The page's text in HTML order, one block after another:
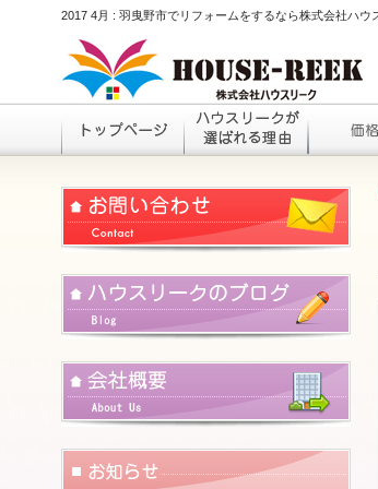
2017 4月 : 羽曳野市でリフォームをするなら株式会社ハウ